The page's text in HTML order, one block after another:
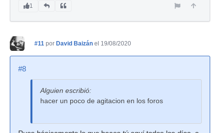
1
#11 por David Baizán el 19/08/2020
#8
Alguien escribió:
hacer un poco de agitacion en los foros